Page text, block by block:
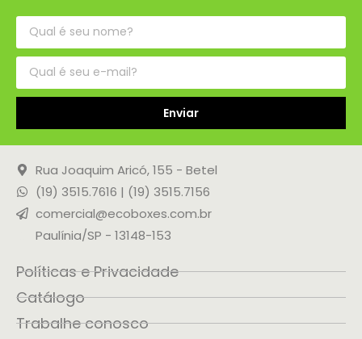
Enviar
Rua Joaquim Aricó, 155 - Betel
(19) 3515.7616 | (19) 3515.7156
comercial@ecoboxes.com.br
Paulínia/SP - 13148-153
Políticas e Privacidade
Catálogo
Trabalhe conosco